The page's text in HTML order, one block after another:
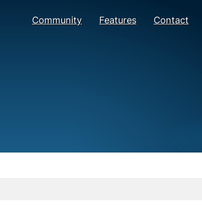
Community Features Contact